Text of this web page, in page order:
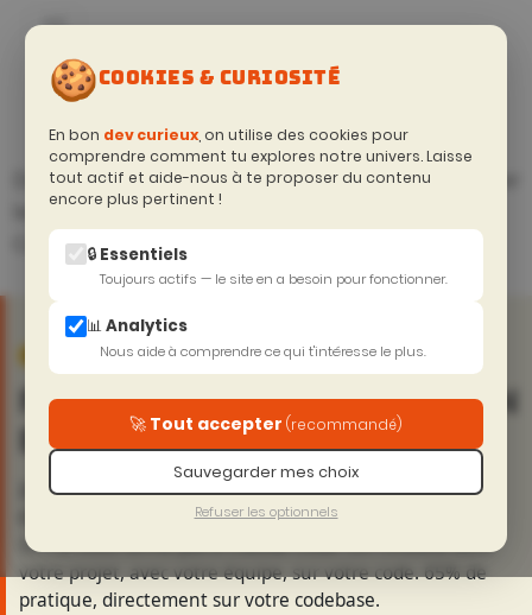
EN COURS
🍪COOKIES & CURIOSITÉ
En bon dev curieux, on utilise des cookies pour
comprendre comment tu explores notre univers. Laisse
tout actif et aide-nous à te proposer du contenu
encore plus pertinent !
🔒 Essentiels
Toujours actifs — le site en a besoin pour fonctionner.
📊 Analytics
Nous aide à comprendre ce qui t'intéresse le plus.
🚀 Tout accepter (recommandé)
Sauvegarder mes choix
Refuser les optionnels
NOS
ACCOMPAGNEMENTS
Des offres concrètes, sur-mesure, pour booster
les compétences de vos équipes tech.
Certifié Qualiopi — Financement OPCO possible.
Offre phare
FORMATION CLAUDE CODE EN
ENTREPRISE
2 jours pour rendre votre équipe autonome sur
On ne vous forme pasàClaude Code. On l'installedans
votre projet, avec votre équipe, sur votre code. 65% de
pratique, directement sur votre codebase.